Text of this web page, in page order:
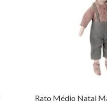
Rato Médio Natal